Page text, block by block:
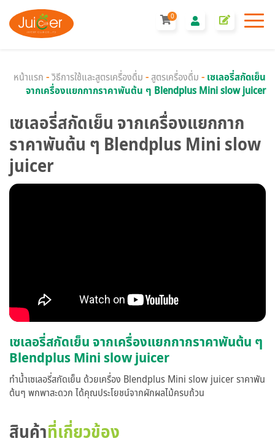
0
หน้าแรก -วิธีการใช้และสูตรเครื่องดื่ม - สูตรเครื่องดื่ม - เซเลอรี่สกัดเย็น
จากเครื่องแยกกากราคาพันต้น ๆ Blendplus Mini slow juicer
เซเลอรี่สกัดเย็น จากเครื่องแยกกาก
ราคาพันต้น ๆ Blendplus Mini slow
juicer
เซเลอรี่สกัดเย็น จากเครื่องแยกกากราคาพันต้น ๆ
Blendplus Mini slow juicer
ทำน้ำเซเลอรี่สกัดเย็น ด้วยเครื่อง Blendplus Mini slow juicer ราคาพัน
ต้นๆ พกพาสะดวก ได้คุณประโยชน์จากผักผลไม้ครบถ้วน
สินค้าที่เกี่ยวข้อง